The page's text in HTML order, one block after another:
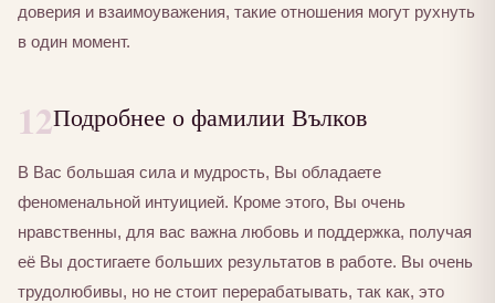
доверия и взаимоуважения, такие отношения могут рухнуть
в один момент.
12Подробнее о фамилии Вълков
В Вас большая сила и мудрость, Вы обладаете
феноменальной интуицией. Кроме этого, Вы очень
нравственны, для вас важна любовь и поддержка, получая
её Вы достигаете больших результатов в работе. Вы очень
трудолюбивы, но не стоит перерабатывать, так как, это